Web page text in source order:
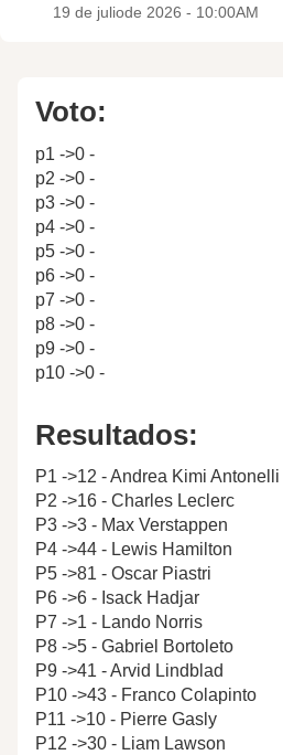
19 de juliode 2026 - 10:00AM
Voto:
p1 ->0 -
p2 ->0 -
p3 ->0 -
p4 ->0 -
p5 ->0 -
p6 ->0 -
p7 ->0 -
p8 ->0 -
p9 ->0 -
p10 ->0 -
Resultados:
P1 ->12 - Andrea Kimi Antonelli
P2 ->16 - Charles Leclerc
P3 ->3 - Max Verstappen
P4 ->44 - Lewis Hamilton
P5 ->81 - Oscar Piastri
P6 ->6 - Isack Hadjar
P7 ->1 - Lando Norris
P8 ->5 - Gabriel Bortoleto
P9 ->41 - Arvid Lindblad
P10 ->43 - Franco Colapinto
P11 ->10 - Pierre Gasly
P12 ->30 - Liam Lawson